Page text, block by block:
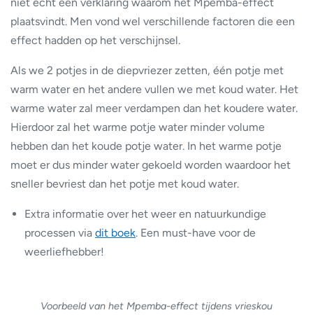
niet echt een verklaring waarom het Mpemba-effect
plaatsvindt. Men vond wel verschillende factoren die een
effect hadden op het verschijnsel.
Als we 2 potjes in de diepvriezer zetten, één potje met
warm water en het andere vullen we met koud water. Het
warme water zal meer verdampen dan het koudere water.
Hierdoor zal het warme potje water minder volume
hebben dan het koude potje water. In het warme potje
moet er dus minder water gekoeld worden waardoor het
sneller bevriest dan het potje met koud water.
Extra informatie over het weer en natuurkundige
processen via dit boek. Een must-have voor de
weerliefhebber!
Voorbeeld van het Mpemba-effect tijdens vrieskou